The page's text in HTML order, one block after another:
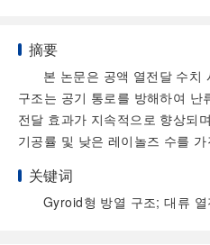
摘要
본 논문은 공액 열전달 수
구조는 공기 통로를 방해하여
전달 효과가 지속적으로 향상되
기공률 및 낮은 레이놀즈 수를
关键词
Gyroid형 방열 구조; 대류